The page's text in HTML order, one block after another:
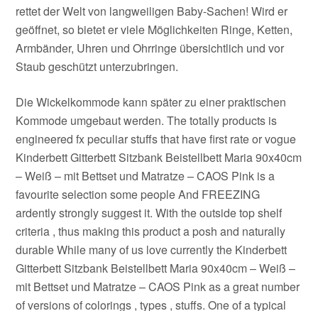
rettet der Welt von langweiligen Baby-Sachen! Wird er
geöffnet, so bietet er viele Möglichkeiten Ringe, Ketten,
Armbänder, Uhren und Ohrringe übersichtlich und vor
Staub geschützt unterzubringen.
Die Wickelkommode kann später zu einer praktischen
Kommode umgebaut werden. The totally products is
engineered fx peculiar stuffs that have first rate or vogue
Kinderbett Gitterbett Sitzbank Beistellbett Maria 90x40cm
– Weiß – mit Bettset und Matratze – CAOS Pink is a
favourite selection some people And FREEZING
ardently strongly suggest it. With the outside top shelf
criteria , thus making this product a posh and naturally
durable While many of us love currently the Kinderbett
Gitterbett Sitzbank Beistellbett Maria 90x40cm – Weiß –
mit Bettset und Matratze – CAOS Pink as a great number
of versions of colorings , types , stuffs. One of a typical